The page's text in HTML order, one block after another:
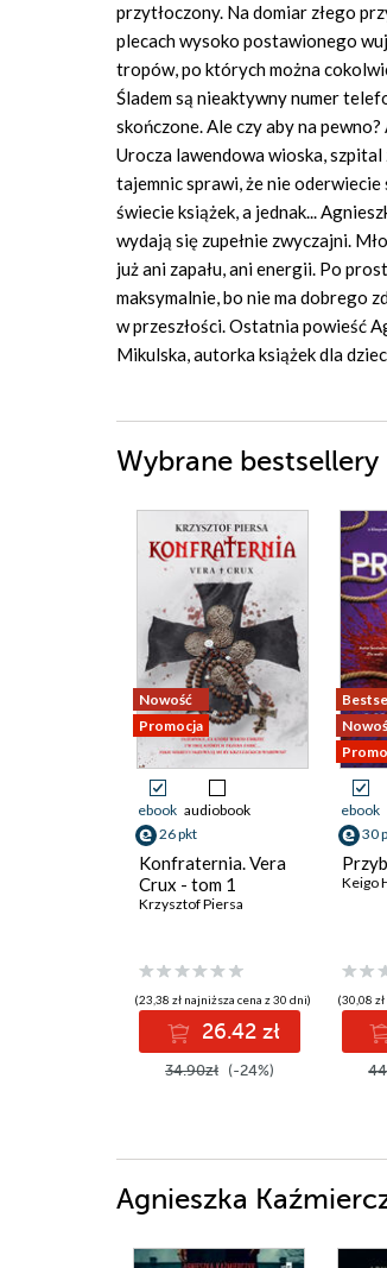
przytłoczony. Na domiar złego
plecach wysoko postawionego
tropów, po których można
Śladem są nieaktywny numer
skończone. Ale czy aby na
Urocza lawendowa wioska,
tajemnic sprawi, że nie
świecie książek, a jednak...
wydają się zupełnie zwyczajni.
już ani zapału, ani energii. Po
maksymalnie, bo nie ma dobrego
w przeszłości. Ostatnia powieść
Mikulska, autorka książek dla
Wybrane bestsellery
Nowość
Promocja
ebook audiobook
26 pkt
Konfraternia. Vera
Crux - tom 1
Krzysztof Piersa
(23,38 zł najniższa cena z 30 dni)
26.42 zł
34.90zł (-24%)
ebook
30
Keigo
(30,08
Agnieszka